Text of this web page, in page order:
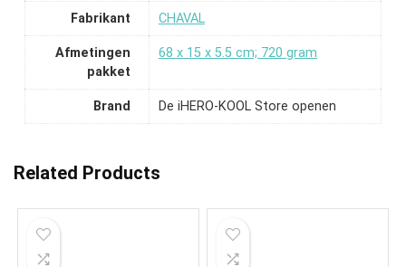
Fabrikant ‎CHAVAL
Afmetingen
pakket
‎68 x 15 x 5.5 cm; 720 gram
Brand De iHERO-KOOL Store openen
Related Products